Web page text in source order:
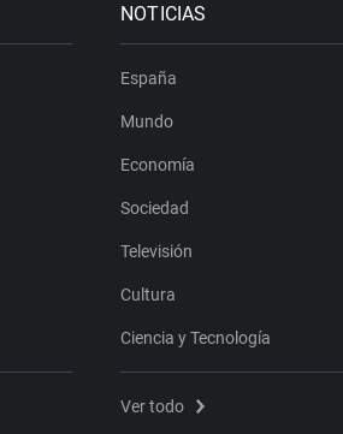
NOTICIAS
España
Mundo
Economía
Sociedad
Televisión
Cultura
Ciencia y Tecnología
Ver todo